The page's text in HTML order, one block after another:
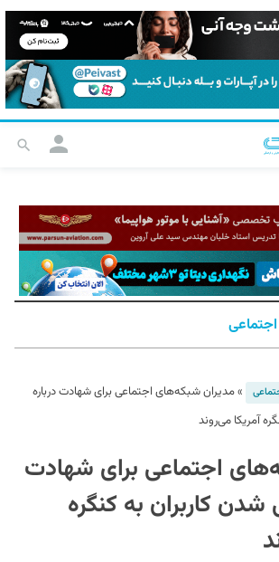
»مدیران شبکه‌های اجتماعی برای شهادت درباره
آمریکا می‌روند
اجتماعی برای شهادت
‌شدن کاربران به کنگره